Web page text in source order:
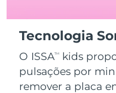
Tecnologia
O ISSATM
kids
pulsações por
remover a placa
For healthy
Cosméticos
Itália
Japão